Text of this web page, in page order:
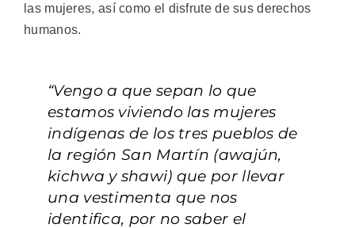
las mujeres, así como el disfrute de sus derechos
humanos.
“Vengo a que sepan lo que
estamos viviendo las mujeres
indígenas de los tres pueblos de
la región San Martín (awajún,
kichwa y shawi) que por llevar
una vestimenta que nos
identifica, por no saber el